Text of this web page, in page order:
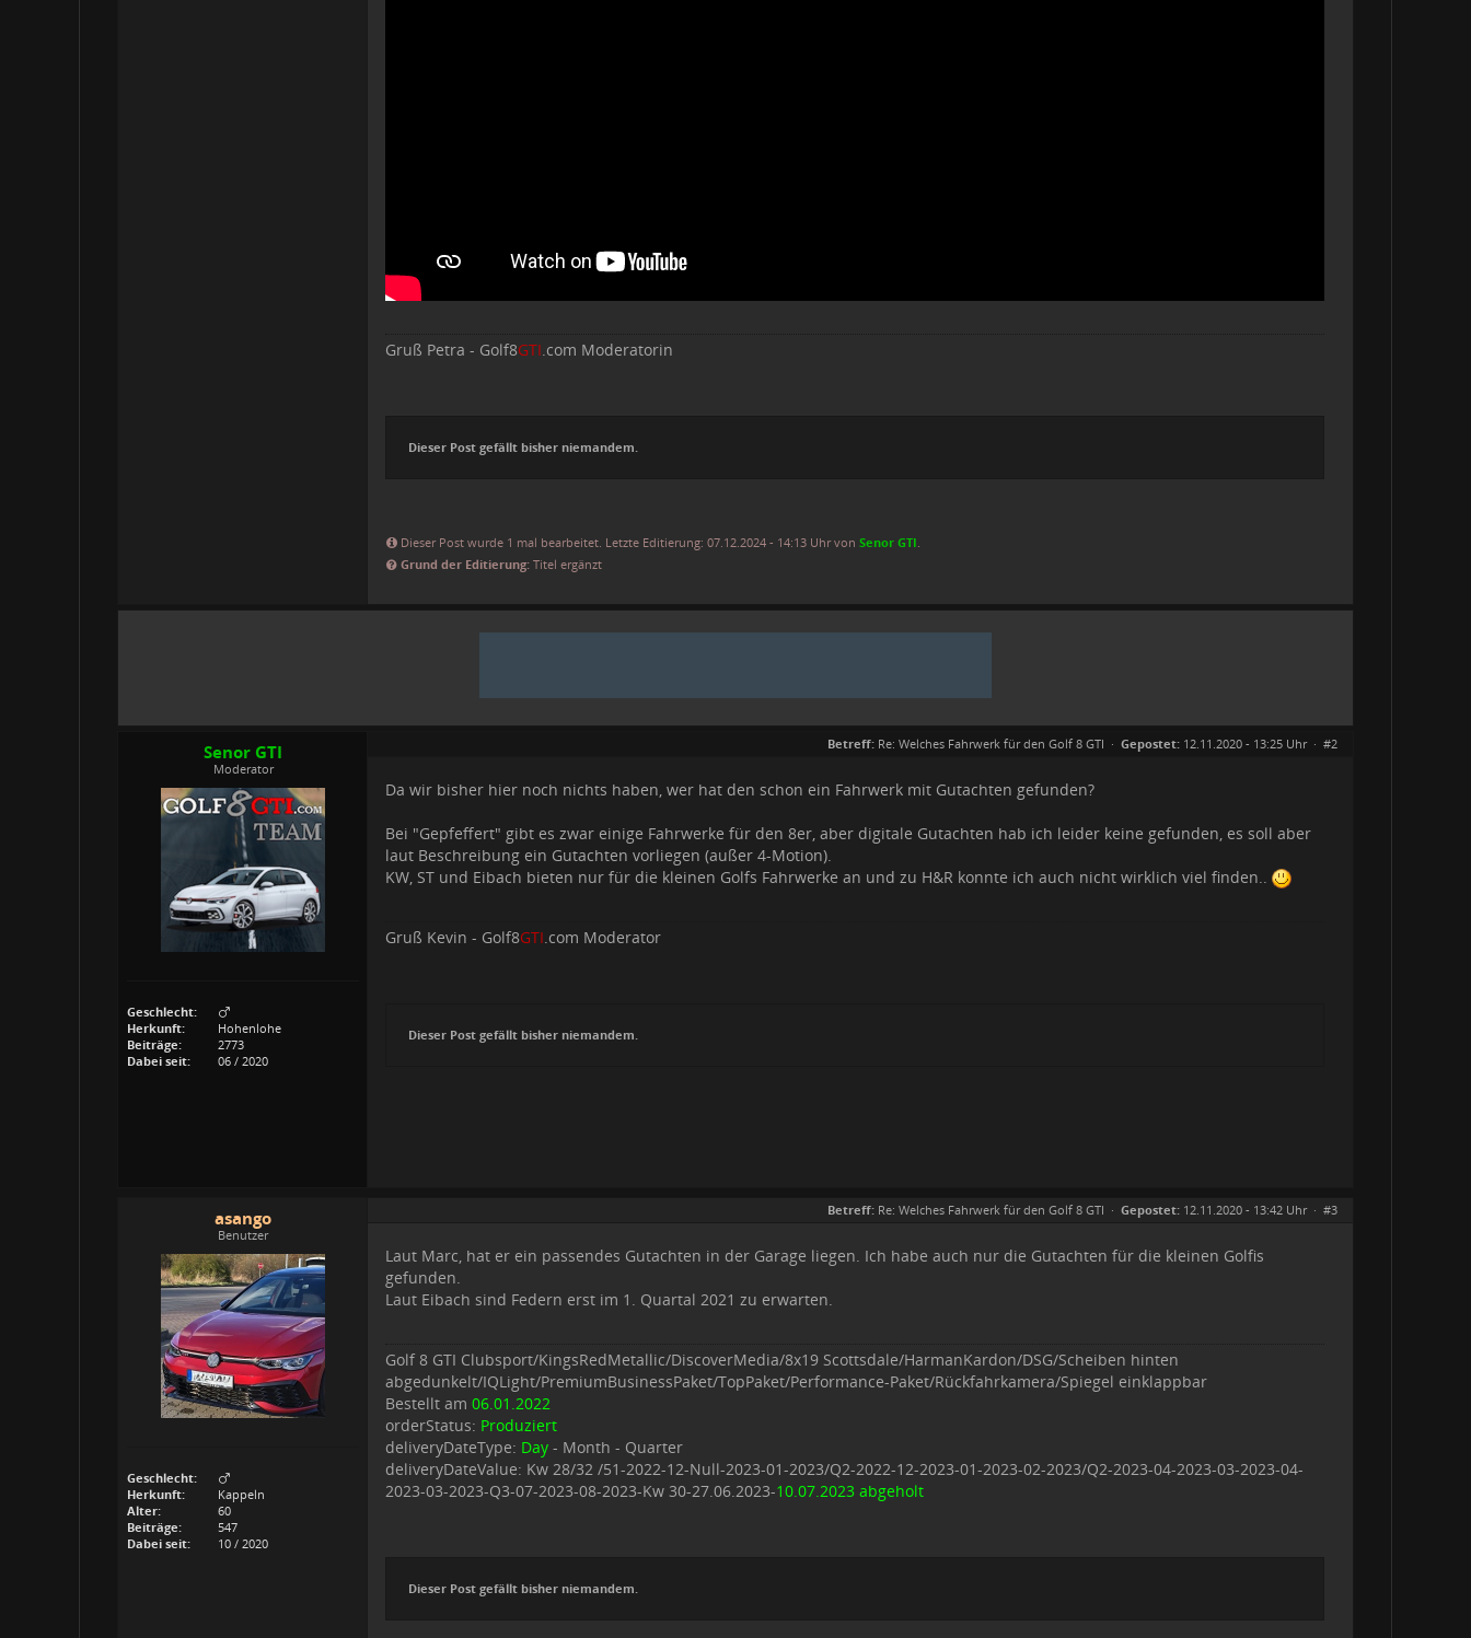
Gruß Petra - Golf8GTI.com Moderatorin
Dieser Post gefällt bisher niemandem.
Dieser Post wurde 1 mal bearbeitet. Letzte Editierung: 07.12.2024 - 14:13 Uhr vonSenor GTI
Grund der Editierung: Titel ergänzt
Senor GTI
Moderator
Geschlecht:
Herkunft:
Hohenlohe
Beiträge:
2773
Dabei seit:
06 / 2020
Betreff: Re: Welches Fahrwerk für den Golf 8 GTI · Gepostet: 12.11.2020 - 13:25 Uhr · #2
Da wir bisher hier noch nichts haben, wer hat den schon ein Fahrwerk mit Gutachten gefunden?
Bei "Gepfeffert" gibt es zwar einige Fahrwerke für den 8er, aber digitale Gutachten hab ich leider keine gefunden, es soll aber
laut Beschreibung ein Gutachten vorliegen (außer 4-Motion).
KW, ST und Eibach bieten nur für die kleinen Golfs Fahrwerke an und zu H&R konnte ich auch nicht wirklich viel finden..
Gruß Kevin - Golf8GTI.com Moderator
Dieser Post gefällt bisher niemandem.
asango
Benutzer
Geschlecht:
Herkunft:
Kappeln
Alter:
60
Beiträge:
547
Dabei seit:
10 / 2020
Betreff: Re: Welches Fahrwerk für den Golf 8 GTI · Gepostet: 12.11.2020 - 13:42 Uhr · #3
Laut Marc, hat er ein passendes Gutachten in der Garage liegen. Ich habe auch nur die Gutachten für die kleinen Golfis
gefunden.
Laut Eibach sind Federn erst im 1. Quartal 2021 zu erwarten.
Golf 8 GTI Clubsport/KingsRedMetallic/DiscoverMedia/8x19 Scottsdale/HarmanKardon/DSG/Scheiben hinten
abgedunkelt/IQLight/PremiumBusinessPaket/TopPaket/Performance-Paket/Rückfahrkamera/Spiegel einklappbar
Bestellt am 06.01.2022
orderStatus: Produziert
deliveryDateType: Day - Month - Quarter
deliveryDateValue: Kw 28/32 /51-2022-12-Null-2023-01-2023/Q2-2022-12-2023-01-2023-02-2023/Q2-2023-04-2023-03-2023-04-
2023-03-2023-Q3-07-2023-08-2023-Kw 30-27.06.2023-10.07.2023 abgeholt
Dieser Post gefällt bisher niemandem.